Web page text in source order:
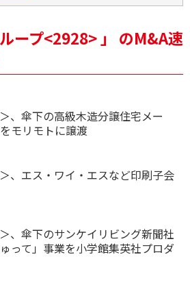
ループ<2928> 」 のM&A速
、傘下の高級木造分譲住宅メー
モリモトに譲渡
、エス・ワイ・エスなど印刷子会
、傘下のサンケイリビング新聞社
って」事業を小学館集英社プロダ